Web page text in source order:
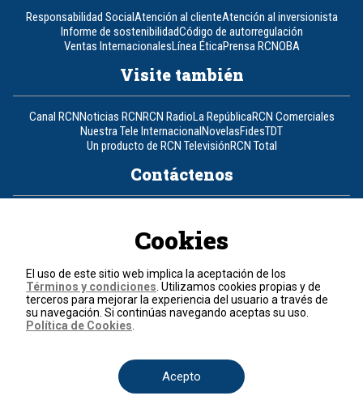
Responsabilidad SocialAtención al clienteAtención al inversionista
Informe de sostenibilidadCódigo de autorregulación
Ventas InternacionalesLínea ÉticaPrensa RCNOBA
Visite también
Canal RCNNoticias RCNRCN RadioLa RepúblicaRCN Comerciales
Nuestra Tele InternacionalNovelasFidesTDT
Un producto de RCN TelevisiónRCN Total
Contáctenos
Política de cookies
Términos y condiciones
© 2026, RCN Medios.
Todos los derechos reservados.
Cookies
El uso de este sitio web implica la aceptación de los
Términos y condiciones . Utilizamos cookies propias y de
terceros para mejorar la experiencia del usuario a través de
su navegación. Si continúas navegando aceptas su uso.
Política de Cookies
Acepto